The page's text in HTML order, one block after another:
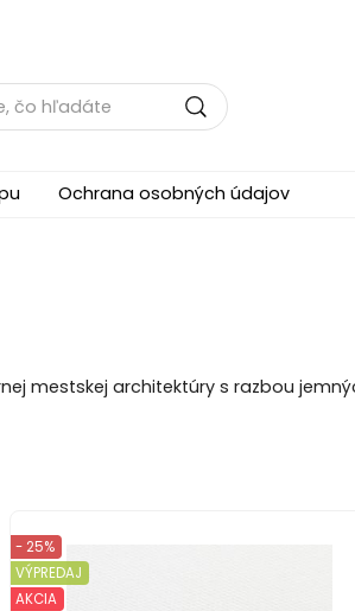
Ochrana osobných údajov
mestskej architektúry s razbou
- 25%
VÝPREDAJ
AKCIA